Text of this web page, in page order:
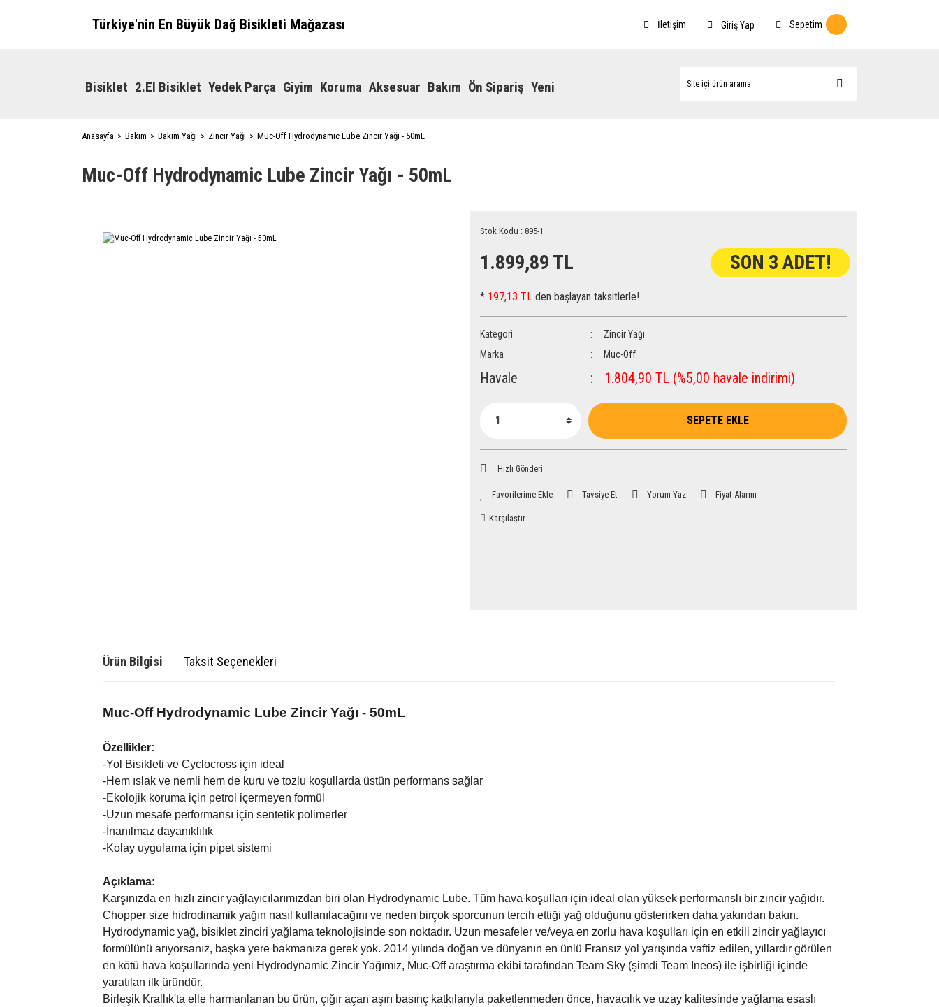
Türkiye'nin En Büyük Dağ Bisikleti Mağazası İletişim Giriş Yap Sepetim
Bisiklet 2.El Bisiklet Yedek Parça Giyim Koruma Aksesuar Bakım Ön Sipariş Yeni
Anasayfa Bakım Bakım Yağı Zincir Yağı Muc-Off Hydrodynamic Lube Zincir Yağı - 50mL
Muc-Off Hydrodynamic Lube Zincir Yağı - 50mL
Stok Kodu : 895-1
1.899,89 TL SON 3 ADET!
* 197,13 TL den başlayan taksitlerle!
Kategori
Zincir Yağı
Marka
Muc-Off
Havale 1.804,90 TL (%5,00 havale indirimi)
SEPETE EKLE
Hızlı Gönderi
Tavsiye Et Yorum Yaz Fiyat Alarmı
Karşılaştır
Ürün Bilgisi Taksit Seçenekleri
Muc-Off Hydrodynamic Lube Zincir Yağı - 50mL
Özellikler:
-Yol Bisikleti ve Cyclocross için ideal
-Hem ıslak ve nemli hem de kuru ve tozlu koşullarda üstün performans sağlar
-Ekolojik koruma için petrol içermeyen formül
-Uzun mesafe performansı için sentetik polimerler
-İnanılmaz dayanıklılık
-Kolay uygulama için pipet sistemi
Açıklama:
Karşınızda en hızlı zincir yağlayıcılarımızdan biri olan Hydrodynamic Lube. Tüm hava koşulları için ideal olan yüksek performanslı bir zincir yağıdır.
Chopper size hidrodinamik yağın nasıl kullanılacağını ve neden birçok sporcunun tercih ettiği yağ olduğunu gösterirken daha yakından bakın.
Hydrodynamic yağ, bisiklet zinciri yağlama teknolojisinde son noktadır. Uzun mesafeler ve/veya en zorlu hava koşulları için en etkili zincir yağlayıcı
formülünü arıyorsanız, başka yere bakmanıza gerek yok. 2014 yılında doğan ve dünyanın en ünlü Fransız yol yarışında vaftiz edilen, yıllardır görülen
en kötü hava koşullarında yeni Hydrodynamic Zincir Yağımız, Muc-Off araştırma ekibi tarafından Team Sky (şimdi Team Ineos) ile işbirliği içinde
yaratılan ilk üründür.
Birleşik Krallık'ta elle harmanlanan bu ürün, çığır açan aşırı basınç katkılarıyla paketlenmeden önce, havacılık ve uzay kalitesinde yağlama esaslı